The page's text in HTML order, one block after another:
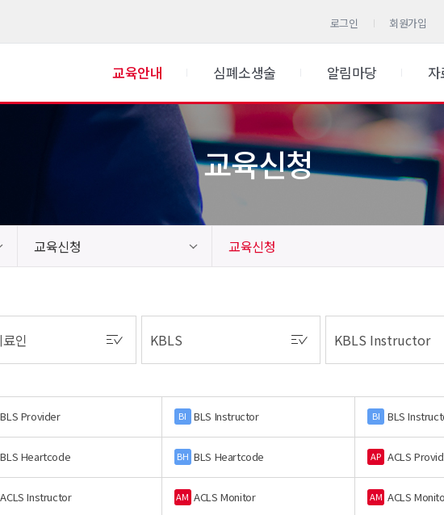
로그인 회원가입
교육안내 심폐소생술 알림마당
교육신청
교육신청 교육신청
BLS Provider BI BLS Instructor BI BLS
BLS Heartcode BH BLS Heartcode AP ACLS
ACLS Instructor AM ACLS Monitor AM ACLS